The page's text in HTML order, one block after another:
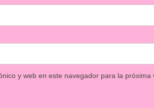
y web en este navegador para la próxima